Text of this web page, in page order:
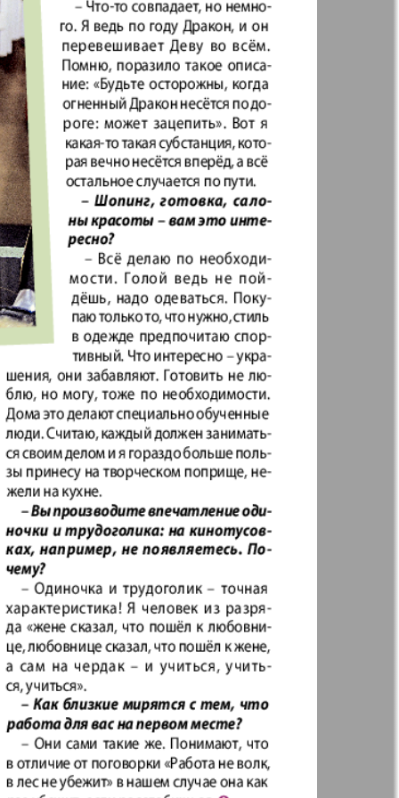
41
47
53
59
65
71
77
83
Англия
Аугсбург-сити
Будь здоров
info Вечерняя газета
Wadim
Дом и семья
газета
Еврейская
Жизнь женщины
Идеальная фирма
Катюша
Крот в Германии